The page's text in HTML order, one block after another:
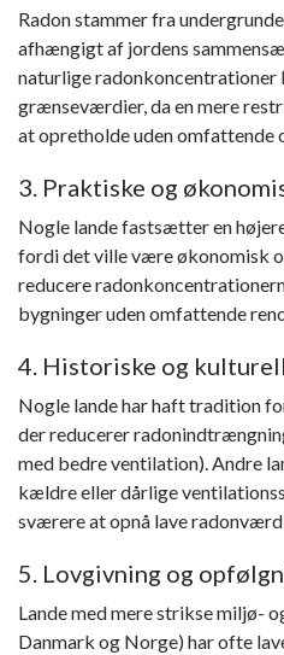
Radon stammer fra
afhængigt af jordens
naturlige radonkoncentrationer
grænseværdier, da en mere
at opretholde uden omfattende
3. Praktiske og
Nogle lande fastsætter en
fordi det ville være økonomisk
reducere
bygninger uden omfattende
4. Historiske og
Nogle lande har haft tradition
der reducerer
med bedre ventilation). Andre
kældre eller dårlige
sværere at opnå lave
5. Lovgivning og
Lande med mere strikse miljø-
Danmark og Norge) har ofte